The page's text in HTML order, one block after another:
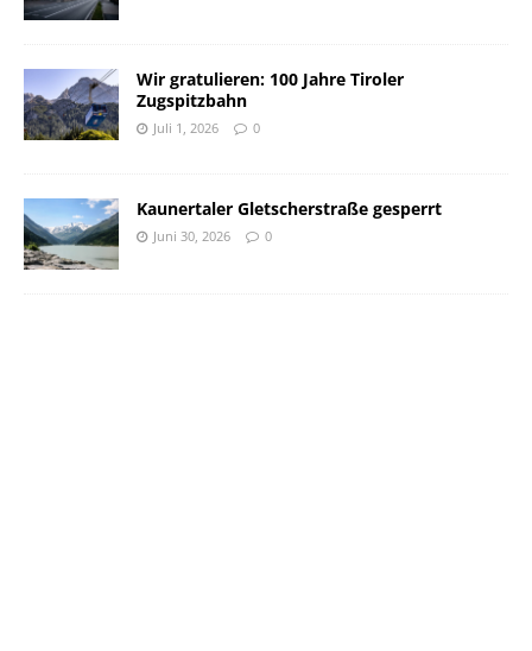
Wir gratulieren: 100 Jahre Tiroler
Zugspitzbahn
Juli 1, 2026 0
Kaunertaler Gletscherstraße gesperrt
Juni 30, 2026 0